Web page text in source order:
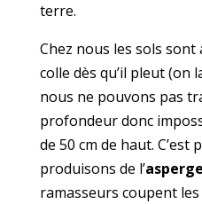
terre.
Chez nous les sols
colle dès qu’il pleut (on
nous ne pouvons pas
profondeur donc
de 50 cm de haut. C’est
produisons de l’
ramasseurs coupent